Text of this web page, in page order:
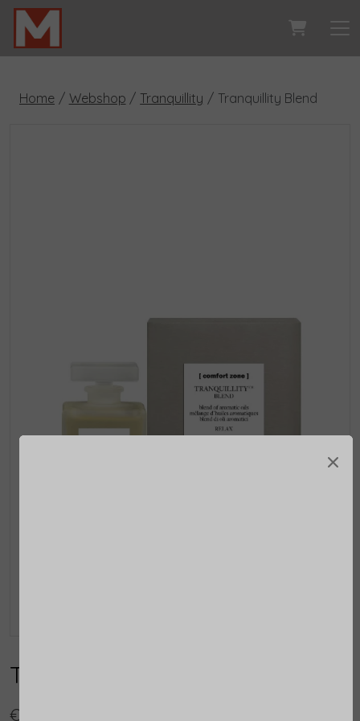
Home Webshop Tranquillity Tranquillity Blend
Tranquillity Blend
€ 86,50
×